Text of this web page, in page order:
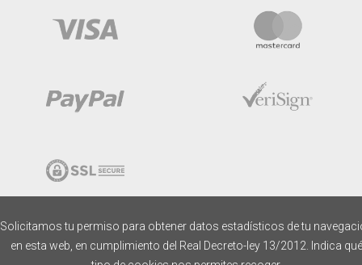
Solicitamos tu permiso para obtener datos estadísticos de tu
en esta web, en cumplimiento del Real Decreto-ley 13/2012. Indica qué